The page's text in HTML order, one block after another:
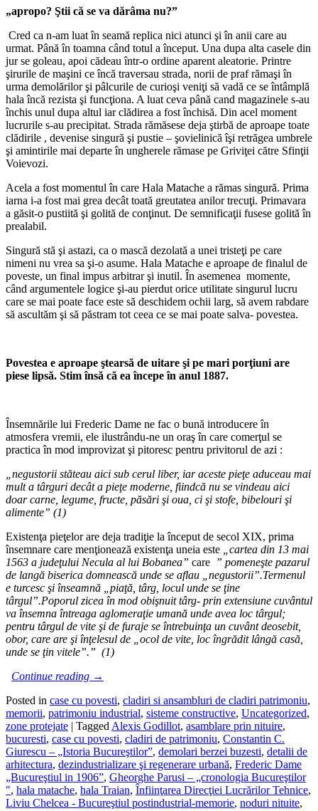
„apropo? Ştii că se va dărâma nu?”
Cred ca n-am luat în seamă replica nici atunci şi în anii care au
urmat. Până în toamna când totul a început. Una dupa alta casele din
jur se goleau, apoi cădeau într-o ordine aparent aleatorie. Printre
şirurile de maşini ce încă traversau strada, norii de praf rămaşi în
urma demolărilor şi pâlcurile de curioşi veniţi să vadă ce se întâmplă
hala încă rezista şi funcţiona. A luat ceva până cand magazinele s-au
închis unul dupa altul iar clădirea a fost închisă. Din acel moment
lucrurile s-au precipitat. Strada rămăsese deja ştirbă de aproape toate
clădirile , devenise singură şi pustie – şovielinică îşi retrăgea umbrele
şi amintirile mai departe în ungherele rămase pe Griviţei către Sfinţii
Voievozi.
Acela a fost momentul în care Hala Matache a rămas singură. Prima
iarna i-a fost mai grea decât toată greutatea anilor trecuţi. Primavara
a găsit-o pustiită şi golită de conţinut. De semnificaţii fusese golită în
prealabil.
Singură stă şi astazi, ca o mască dezolată a unei tristeţi pe care
nimeni nu vrea sa şi-o asume. Hala Matache e aproape de finalul de
poveste, un final impus arbitrar şi inutil. În asemenea momente,
când argumentele logice şi-au pierdut orice utilitate singurul lucru
care se mai poate face este să deschidem ochii larg, să avem rabdare
să ascultăm şi să păstram tot ceea ce se mai poate salva- povestea.
Povestea e aproape ştearsă de uitare şi pe mari porţiuni are
piese lipsă. Stimînsă că eaîncepeîn anul 1887.
Însemnările lui Frederic Dame ne fac o bună introducere în
atmosfera vremii, ele ilustrându-ne un oraş în care comerţul se
practica în mod improvizat şi pitoresc pentru privitorul de azi :
„negustorii stăteau aici sub cerul liber, iar aceste pieţe aduceau mai
mult a târguri decât a pieţe moderne, fiindcă nu se vindeau aici
doar carne, legume, fructe, păsări şi oua, ci şi stofe, bibelouri şi
alimente” (1)
Existenţa pieţelor are deja tradiţie la început de secol XIX, prima
însemnare care menţionează existenţa uneia este „cartea din 13 mai
1563 a judeţului Necula al lui Bobanea” care ” pomeneşte pazarul
de langă biserica domnească unde se aflau „negustorii”.Termenul
e turcesc şi înseamnă „piaţă , târg, locul unde se ţine
târgul”.Poporul zicea în mod obişnuit târg- prin extensiune cuvântul
va însemna întreaga aglomeraţie umană unde avea loc târgul;
pentru târgul de vite şi de furaje se întrebuinţa un cuvânt deosebit,
obor, care are şi înţelesul de „ocol de vite, loc îngrădit lângă casă
unde se ţin vitele”.” (1)
Continue reading →
Posted in case cu povesti, cladiri si ansambluri de cladiri patrimoniu,
memorii, patrimoniu industrial, sisteme constructive, Uncategorized,
zone protejate | Tagged Alexis Godillot, asamblare prin nituire,
bucuresti, case cu povesti, cladiri de patrimoniu, Constantin C.
Giurescu – „Istoria Bucureştilor”, demolari berzei buzesti, detalii de
arhitectura, dezindustrializare şi regenerare urbană, Frederic Dame
„Bucureştiul in 1906”, Gheorghe Parusi – „cronologia Bucureştilor
", hala matache, hala Traian, Înfiinţarea Direcţiei Lucrărilor Tehnice,
Liviu Chelcea - Bucureştiul postindustrial-memorie, noduri nituite,